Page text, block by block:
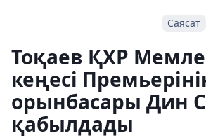
Саясат
Тоқаев ҚХР
кеңесі
орынбасары Дин
қабылдады